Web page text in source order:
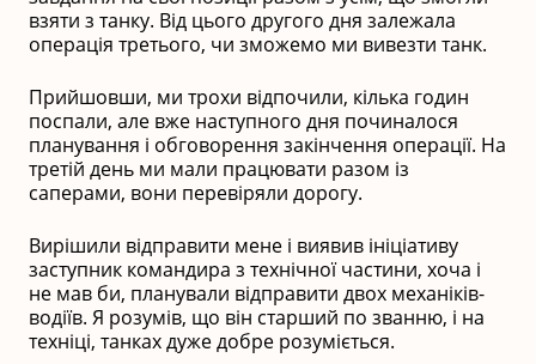
взяти з танку. Від цього другого дня залежала
операція третього, чи зможемо ми вивезти танк.
Прийшовши, ми трохи відпочили, кілька годин
поспали, але вже наступного дня починалося
планування і обговорення закінчення операції. На
третій день ми мали працювати разом із
саперами, вони перевіряли дорогу.
Вирішили відправити мене і виявив ініціативу
заступник командира з технічної частини, хоча і
не мав би, планували відправити двох механіків-
водіїв. Я розумів, що він старший по званню, і на
техніці, танках дуже добре розуміється.